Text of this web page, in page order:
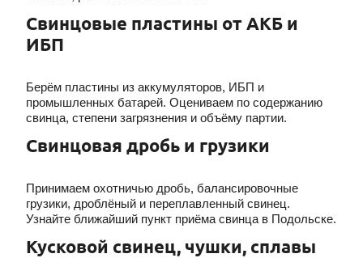
Свинцовые пластины от АКБ и
ИБП
Берём пластины из аккумуляторов, ИБП и
промышленных батарей. Оцениваем по содержанию
свинца, степени загрязнения и объёму партии.
Свинцовая дробь и грузики
Принимаем охотничью дробь, балансировочные
грузики, дроблёный и переплавленный свинец.
Узнайте ближайший пункт приёма свинца в Подольске.
Кусковой свинец, чушки, сплавы